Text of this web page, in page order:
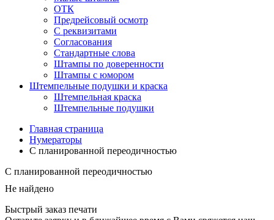
ОТК
Предрейсовый осмотр
С реквизитами
Согласования
Стандартные слова
Штампы по доверенности
Штампы с юмором
Штемпельные подушки и краска
Штемпельная краска
Штемпельные подушки
Главная страница
Нумераторы
С планированной переодичностью
С планированной переодичностью
Не найдено
Быстрый заказ печати